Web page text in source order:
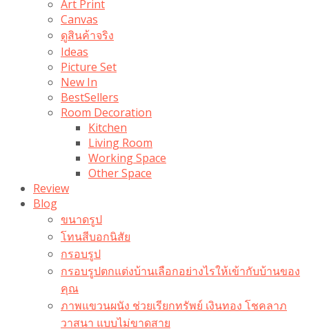
Art Print
Canvas
ดูสินค้าจริง
Ideas
Picture Set
New In
BestSellers
Room Decoration
Kitchen
Living Room
Working Space
Other Space
Review
Blog
ขนาดรูป
โทนสีบอกนิสัย
กรอบรูป
กรอบรูปตกแต่งบ้านเลือกอย่างไรให้เข้ากับบ้านของ
คุณ
ภาพแขวนผนัง ช่วยเรียกทรัพย์ เงินทอง โชคลาภ
วาสนา แบบไม่ขาดสาย